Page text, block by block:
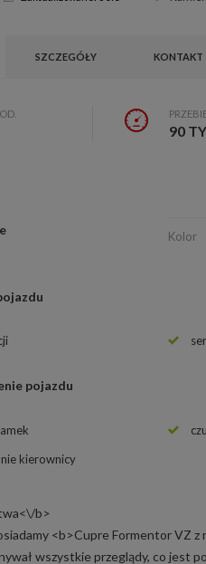
SZCZEGÓŁY KONTAKT
90
Kolor
pojazdu
kierownicy
b>
<b>Cupre Formentor VZ
wszystkie przeglądy, co jest